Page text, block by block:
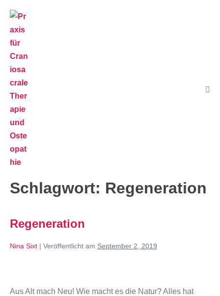
Schlagwort: Regeneration
Regeneration
Nina Sixt | Veröffentlicht am September 2, 2019
Aus Alt mach Neu! Wie macht es die Natur? Alles hat